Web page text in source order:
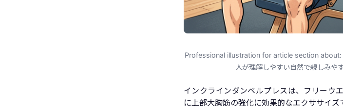
Professional illustration for article section about:
人が理解しやすい自然で親しみや
インクラインダンベルプレスは、フリーウ
に上部大胸筋の強化に効果的なエクササイ